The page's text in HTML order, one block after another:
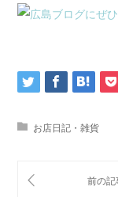
お店日記・雑貨